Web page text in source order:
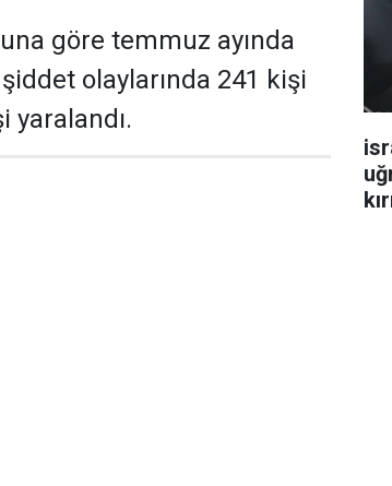
göre temmuz ayında
olaylarında 241 kişi
yaralandı.